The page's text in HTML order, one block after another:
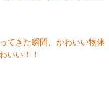
てきた瞬間、かわいい物体
いい！！